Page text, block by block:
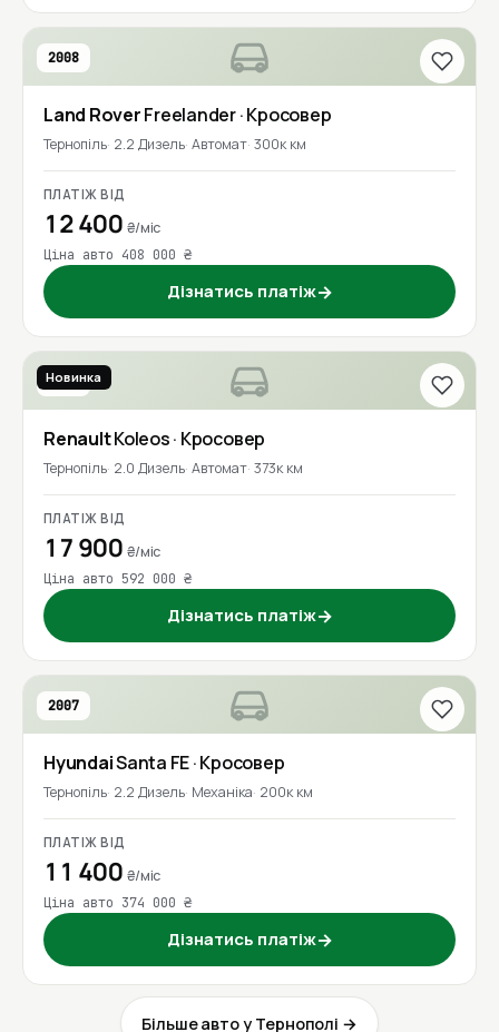
2008
Land RoverFreelander· Кросовер
Тернопіль 2.2 Дизель Автомат 300к км
ПЛАТІЖ ВІД
12 400 ₴/міс
Ціна авто 408 000 ₴
Дізнатись платіж→
2016
Новинка
RenaultKoleos· Кросовер
Тернопіль 2.0 Дизель Автомат 373к км
ПЛАТІЖ ВІД
17 900 ₴/міс
Ціна авто 592 000 ₴
Дізнатись платіж→
2007
HyundaiSanta FE· Кросовер
Тернопіль 2.2 Дизель Механіка 200к км
ПЛАТІЖ ВІД
11 400 ₴/міс
Ціна авто 374 000 ₴
Дізнатись платіж→
Більше авто у Тернополі →